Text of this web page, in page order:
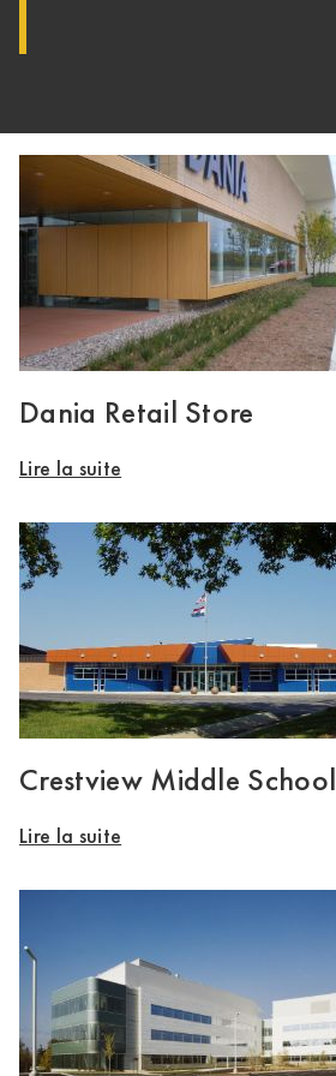
Dania Retail Store
Lire la suite
Crestview Middle School
Lire la suite